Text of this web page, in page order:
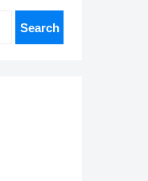
Search